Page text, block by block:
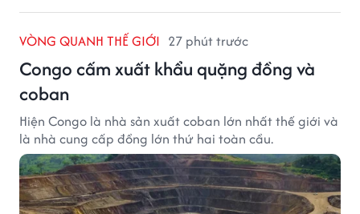
VÒNG QUANH THẾ GIỚI 27 phút trước
Congo cấm xuất khẩu quặng đồng và
coban
Hiện Congo là nhà sản xuất coban lớn nhất thế giới và
là nhà cung cấp đồng lớn thứ hai toàn cầu.